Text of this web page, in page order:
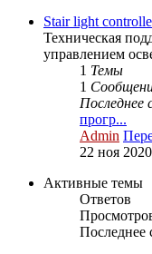
Stair light
Техническая
управлением
1 Темы
1
Последнее
прогр...
Admin
22 ноя
Активные темы
Ответов
Последнее